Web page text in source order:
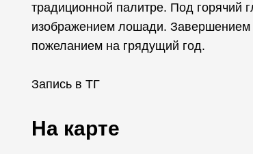
традиционной палитре. Под горячий
изображением лошади. Завершением
пожеланием на грядущий год.
Запись в ТГ
На карте